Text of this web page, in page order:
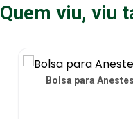
Quem viu, viu
Bolsa para